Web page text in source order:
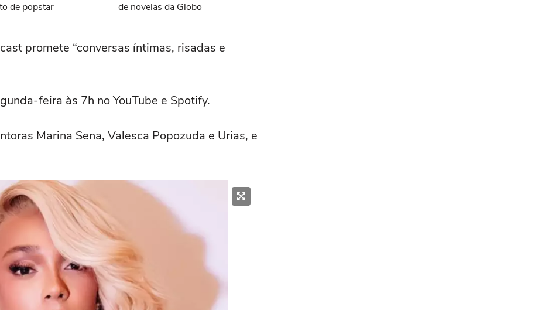
de popstar
de novelas da Globo
promete “conversas íntimas, risadas e
feira às 7h no YouTube e Spotify.
Marina Sena, Valesca Popozuda e Urias, e